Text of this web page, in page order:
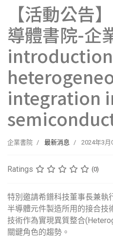
【活動公告
導體書院-企
integration
企業書院 最新消息 2024年3月
Ratings (0)
特別邀請希鐠科技董事長兼執
半導體元件製造所用的接合技
技術作為實現異質整合
關鍵角色的趨勢。